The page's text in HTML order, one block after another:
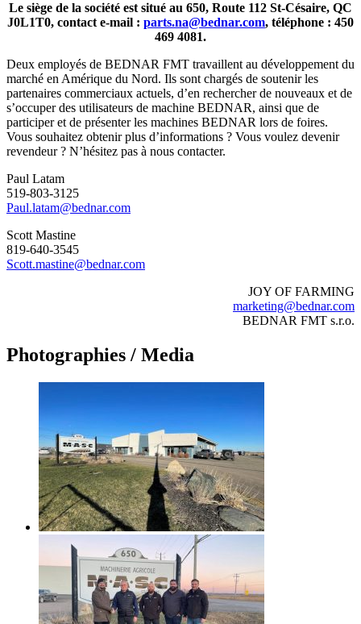
Le siège de la société est situé au 650, Route 112 St-Césaire, QC
J0L1T0, contact e-mail : parts.na@bednar.com, téléphone : 450
469 4081.
Deux employés de BEDNAR FMT travaillent au développement du
marché en Amérique du Nord. Ils sont chargés de soutenir les
partenaires commerciaux actuels, d’en rechercher de nouveaux et de
s’occuper des utilisateurs de machine BEDNAR, ainsi que de
participer et de présenter les machines BEDNAR lors de foires.
Vous souhaitez obtenir plus d’informations ? Vous voulez devenir
revendeur ? N’hésitez pas à nous contacter.
Paul Latam
519-803-3125
Paul.latam@bednar.com
Scott Mastine
819-640-3545
Scott.mastine@bednar.com
JOY OF FARMING
marketing@bednar.com
BEDNAR FMT s.r.o.
Photographies / Media